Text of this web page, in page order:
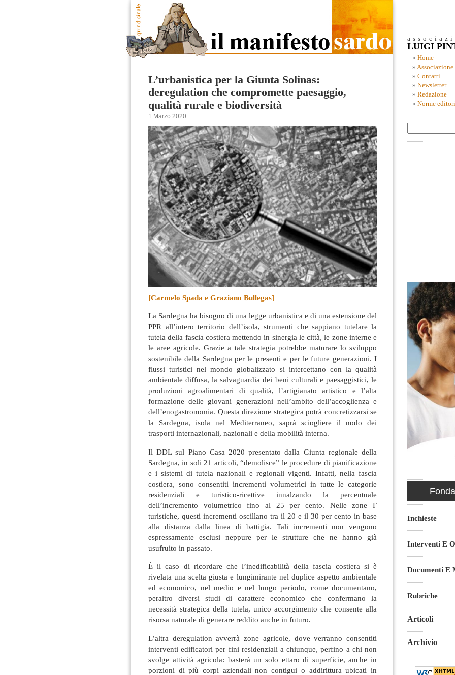
L’urbanistica per la Giunta Solinas:
deregulation che compromette paesaggio,
qualità rurale e biodiversità
1 Marzo 2020
[Carmelo Spada e Graziano Bullegas]
La Sardegna ha bisogno di una legge urbanistica e di una estensione del
PPR all’intero territorio dell’isola, strumenti che sappiano tutelare la
tutela della fascia costiera mettendo in sinergia le città, le zone interne e
le aree agricole. Grazie a tale strategia potrebbe maturare lo sviluppo
sostenibile della Sardegna per le presenti e per le future generazioni. I
flussi turistici nel mondo globalizzato si intercettano con la qualità
ambientale diffusa, la salvaguardia dei beni culturali e paesaggistici, le
produzioni agroalimentari di qualità, l’artigianato artistico e l’alta
formazione delle giovani generazioni nell’ambito dell’accoglienza e
dell’enogastronomia. Questa direzione strategica potrà concretizzarsi se
la Sardegna, isola nel Mediterraneo, saprà sciogliere il nodo dei
trasporti internazionali, nazionali e della mobilità interna.
Il DDL sul Piano Casa 2020 presentato dalla Giunta regionale della
Sardegna, in soli 21 articoli, “demolisce” le procedure di pianificazione
e i sistemi di tutela nazionali e regionali vigenti. Infatti, nella fascia
costiera, sono consentiti incrementi volumetrici in tutte le categorie
residenziali e turistico-ricettive innalzando la percentuale
dell’incremento volumetrico fino al 25 per cento. Nelle zone F
turistiche, questi incrementi oscillano tra il 20 e il 30 per cento in base
alla distanza dalla linea di battigia. Tali incrementi non vengono
espressamente esclusi neppure per le strutture che ne hanno già
usufruito in passato.
È il caso di ricordare che l’inedificabilità della fascia costiera si è
rivelata una scelta giusta e lungimirante nel duplice aspetto ambientale
ed economico, nel medio e nel lungo periodo, come documentano,
peraltro diversi studi di carattere economico che confermano la
necessità strategica della tutela, unico accorgimento che consente alla
risorsa naturale di generare reddito anche in futuro.
L’altra deregulation avverrà zone agricole, dove verranno consentiti
interventi edificatori per fini residenziali a chiunque, perfino a chi non
svolge attività agricola: basterà un solo ettaro di superficie, anche in
porzioni di più corpi aziendali non contigui o addirittura ubicati in
LUIGI
Home
Associazione
Contatti
Newsletter
Redazione
Norme
Inchieste
Interventi E
Documenti E
Rubriche
Articoli
Archivio